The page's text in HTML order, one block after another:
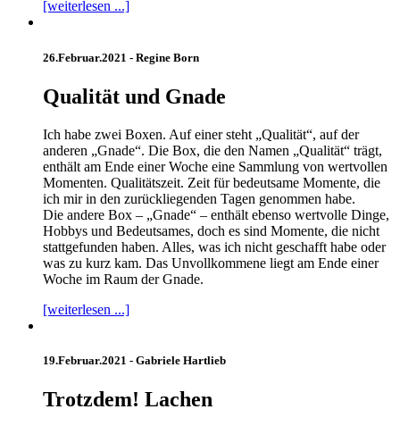
[weiterlesen ...]
26.Februar.2021 - Regine Born
Qualität und Gnade
Ich habe zwei Boxen. Auf einer steht „Qualität“, auf der
anderen „Gnade“. Die Box, die den Namen „Qualität“ trägt,
enthält am Ende einer Woche eine Sammlung von wertvollen
Momenten. Qualitätszeit. Zeit für bedeutsame Momente, die
ich mir in den zurückliegenden Tagen genommen habe.
Die andere Box – „Gnade“ – enthält ebenso wertvolle Dinge,
Hobbys und Bedeutsames, doch es sind Momente, die nicht
stattgefunden haben. Alles, was ich nicht geschafft habe oder
was zu kurz kam. Das Unvollkommene liegt am Ende einer
Woche im Raum der Gnade.
[weiterlesen ...]
19.Februar.2021 - Gabriele Hartlieb
Trotzdem! Lachen